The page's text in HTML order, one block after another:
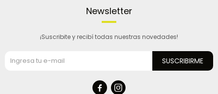
Newsletter
¡Suscribite y recibí todas nuestras novedades!
SUSCRIBIRME
 